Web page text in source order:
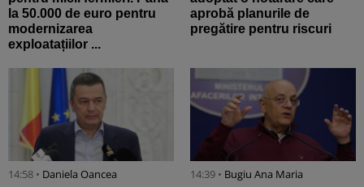
la 50.000 de euro pentru
modernizarea
exploatațiilor ...
aprobă planurile de
pregătire pentru riscuri
14:58 • Daniela Oancea 14:39 • Bugiu ⁠Ana Maria